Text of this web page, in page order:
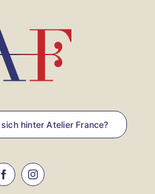
hinter Atelier France?